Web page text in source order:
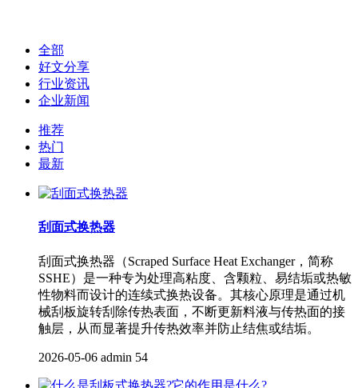
全部
好文分享
行业资讯
企业新闻
推荐
热门
最新
刮面式换热器‌
刮面式换热器‌（Scraped Surface Heat Exchanger，简称
SSHE）是一种专为处理‌高粘度、含颗粒、易结垢或热敏
性物料‌而设计的连续式换热设备。其核心原理是通过‌机
械刮板旋转刮除传热表面‌，不断更新料液与传热面的接
触层，从而显著提升传热效率并防止结焦或结垢。
2026-05-06 admin 54